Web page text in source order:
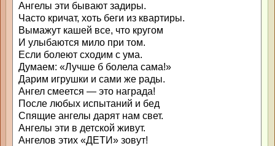
Ангелы эти бывают задиры.
Часто кричат, хоть беги из квартиры.
Вымажут кашей все, что кругом
И улыбаются мило при том.
Если болеют сходим с ума.
Думаем: «Лучше б болела сама!»
Дарим игрушки и сами же рады.
Ангел смеется — это награда!
После любых испытаний и бед
Спящие ангелы дарят нам свет.
Ангелы эти в детской живут.
Ангелов этих «ДЕТИ» зовут!